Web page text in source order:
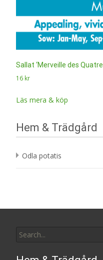
Sallat ‘Merveille des
16 kr
Läs mera & köp
Hem & Trädgård
Odla potatis
for: